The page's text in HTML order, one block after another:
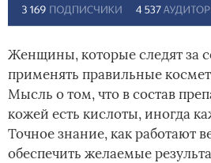
Женщины, которые следят за
применять правильные
Мысль о том, что в состав
кожей есть кислоты, иногда
Точное знание, как работают
обеспечить желаемые